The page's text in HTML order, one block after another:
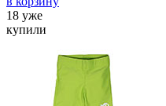
18 уже
купили